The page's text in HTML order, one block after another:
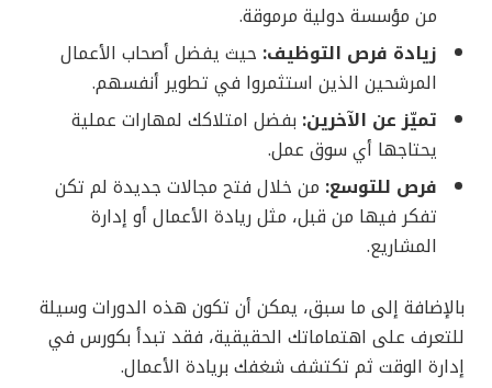
من مؤسسة دولية مرموقة.
زيادة فرص التوظيف: حيث يفضل أصحاب الأعمال
المرشحين الذين استثمروا في تطوير أنفسهم.
تميّز عن الآخرين: بفضل امتلاكك لمهارات عملية
يحتاجها أي سوق عمل.
فرص للتوسع: من خلال فتح مجالات جديدة لم تكن
تفكر فيها من قبل، مثل ريادة الأعمال أو إدارة
المشاريع.
بالإضافة إلى ما سبق، يمكن أن تكون هذه الدورات وسيلة
للتعرف على اهتماماتك الحقيقية، فقد تبدأ بكورس في
إدارة الوقت ثم تكتشف شغفك بريادة الأعمال.